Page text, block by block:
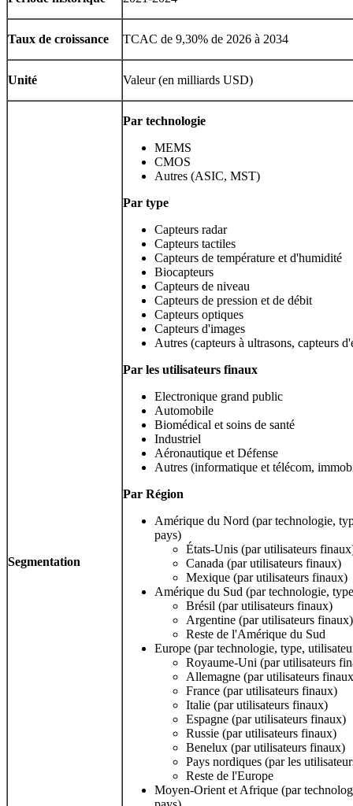
Taux de croissance TCAC de 9,30% de 2026 à 2034
Unité Valeur (en milliards USD)
Segmentation
Par technologie
MEMS
CMOS
Autres (ASIC, MST)
Par type
Capteurs radar
Capteurs tactiles
Capteurs de température et d'humidité
Biocapteurs
Capteurs de niveau
Capteurs de pression et de débit
Capteurs optiques
Capteurs d'images
Autres (capteurs à ultrasons, capteurs
Par les utilisateurs finaux
Electronique grand public
Automobile
Biomédical et soins de santé
Industriel
Aéronautique et Défense
Autres (informatique et télécom,
Par Région
Amérique du Nord (par technologie,
pays)
États-Unis (par utilisateurs
Canada (par utilisateurs finaux)
Mexique (par utilisateurs finaux)
Amérique du Sud (par technologie,
Brésil (par utilisateurs finaux)
Argentine (par utilisateurs finaux)
Reste de l'Amérique du Sud
Europe (par technologie, type,
Royaume-Uni (par utilisateurs
Allemagne (par utilisateurs
France (par utilisateurs finaux)
Italie (par utilisateurs finaux)
Espagne (par utilisateurs finaux)
Russie (par utilisateurs finaux)
Benelux (par utilisateurs finaux)
Pays nordiques (par les
Reste de l'Europe
Moyen-Orient et Afrique (par